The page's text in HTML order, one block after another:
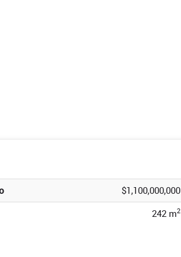
$1,100,000,000
242 m2